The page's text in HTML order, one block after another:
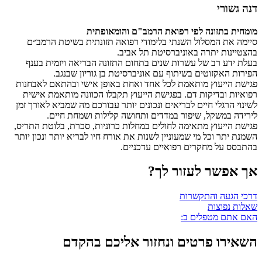
דנה גשורי
מומחית בתזונה לפי רפואת הרמב"ם והומאופתית
סיימה את המסלול השנתי בלימודי רפואה תזונתית בשיטת הרמב״ם
בהצטיינות יתרה באוניברסיטת תל אביב.
בעלת ידע רב של עשרות שנים בתחום התזונה הבריאה ויזמית בענף
הפירות האקזוטים בשיתוף עם אוניברסיטת בן גוריון שבנגב.
פגישת הייעוץ מותאמת לכל אחד ואחת באופן אישי ובהתאם לאבחנות
רפואיות ובדיקות דם. בפגישת הייעוץ תקבלו הכוונה מותאמת אישית
לשינוי הרגלי חיים לבריאים ונכונים יותר עבורכם מה שמביא לאורך זמן
לירידה במשקל, שיפור במדדים ותחושה קלילות ושמחת חיים.
פגישת הייעוץ מתאימה לחולים במחלות כרוניות, סכרת, בלוטת התריס,
השמנת יתר וכל מי שמעוניין לשנות את אורח חיו לבריא יותר ונכון יותר
בהתבסס על מחקרים רפואיים עדכניים.
אך אפשר לעזור לך?
דרכי הגעה והתקשרות
שאלות נפוצות
האם אתם מטפלים ב:
השאירו פרטים ונחזור אליכם בהקדם​